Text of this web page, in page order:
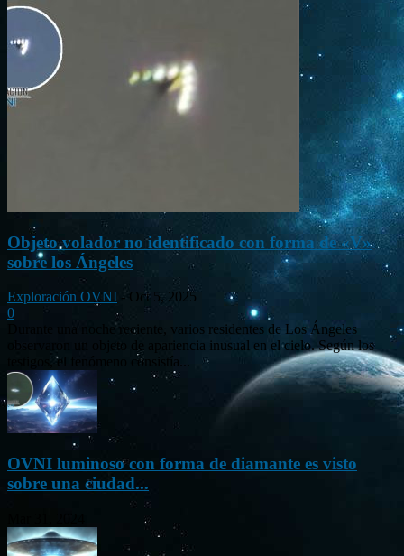
Objeto volador no identificado con forma de «V»
sobre los Ángeles
Exploración OVNI -
Oct 5, 2025
0
Durante una noche reciente, varios residentes de Los Ángeles
observaron un objeto de apariencia inusual en el cielo. Según los
testigos, el fenómeno consistía...
OVNI luminoso con forma de diamante es visto
sobre una ciudad...